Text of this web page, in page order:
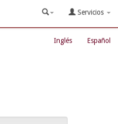
Servicios
Inglés Español